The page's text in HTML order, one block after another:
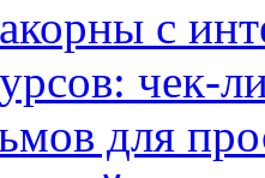
с
чек-
для